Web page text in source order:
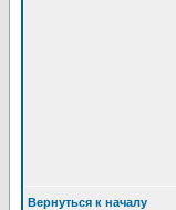
Вернуться к началу